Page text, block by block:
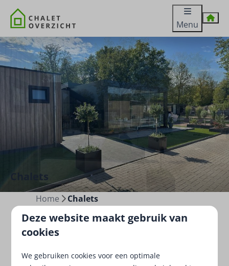
Menu
Chalets
Home Chalets
Bekijk onze chalets
Bent u op zoek naar een nieuwbouw chalet of een
Deze website maakt gebruik van
cookies
We gebruiken cookies voor een optimale